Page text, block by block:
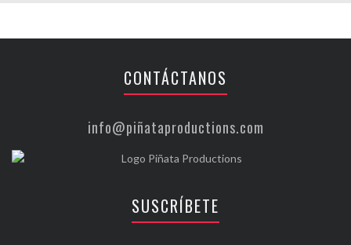
CONTÁCTANOS
info@piñataproductions.com
SUSCRÍBETE